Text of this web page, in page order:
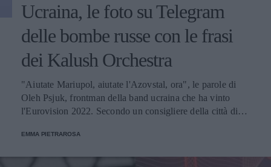
Ucraina, le foto su Telegram
delle bombe russe con le frasi
dei Kalush Orchestra
"Aiutate Mariupol, aiutate l'Azovstal, ora", le parole di
Oleh Psjuk, frontman della band ucraina che ha vinto
l'Eurovision 2022. Secondo un consigliere della città di
dell'esercito russo.
EMMA PIETRAROSA